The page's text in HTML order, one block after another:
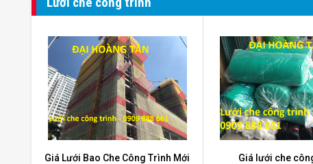
Giá Lưới Bao Che Công Trình Mới
Giá lưới che